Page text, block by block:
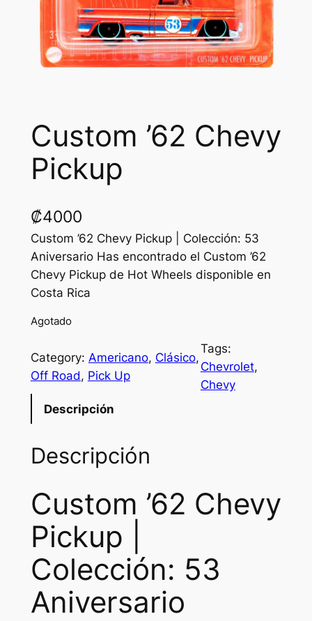
Custom ’62 Chevy
Pickup
₡4000
Custom ’62 Chevy Pickup | Colección: 53
Aniversario Has encontrado el Custom ’62
Chevy Pickup de Hot Wheels disponible en
Costa Rica
Agotado
Category: Americano, Clásico
Off Road, Pick Up
Tags:
Chevrolet
Chevy
Descripción
Descripción
Custom ’62 Chevy
Pickup |
Colección: 53
Aniversario